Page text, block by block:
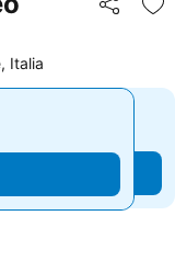
Jaa
Italia